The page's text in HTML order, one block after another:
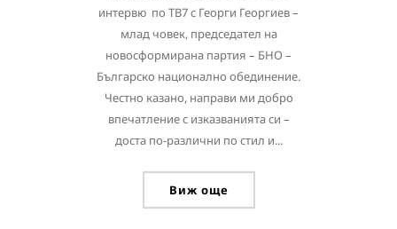
интервю по ТВ7 с Георги Георгиев –
млад човек, председател на
новосформирана партия – БНО –
Българско национално обединение.
Честно казано, направи ми добро
впечатление с изказванията си –
доста по-различни по стил и...
Виж още